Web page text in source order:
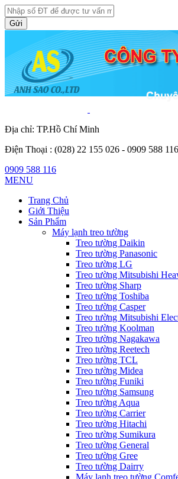
Gửi
Địa chỉ: TP.Hồ Chí Minh
Điện Thoại : (028) 22 155 026 - 0909 588
0909 588 116
MENU
Trang Chủ
Giới Thiệu
Sản Phẩm
Máy lạnh treo tường
Treo tường Daikin
Treo tường Panasonic
Treo tường LG
Treo tường Mitsubishi
Treo tường Sharp
Treo tường Toshiba
Treo tường Casper
Treo tường Mitsubishi
Treo tường Koolman
Treo tường Nagakawa
Treo tường Reetech
Treo tường TCL
Treo tường Midea
Treo tường Funiki
Treo tường Samsung
Treo tường Aqua
Treo tường Carrier
Treo tường Hitachi
Treo tường Sumikura
Treo tường General
Treo tường Gree
Treo tường Dairry
Máy lạnh treo tường